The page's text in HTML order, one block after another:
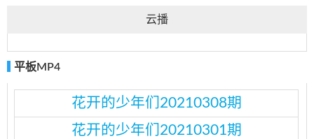
云播
平板MP4
花开的少年们20210308期
花开的少年们20210301期